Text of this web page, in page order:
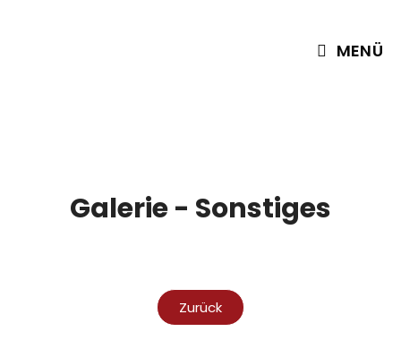
MENÜ
Galerie - Sonstiges
Zurück